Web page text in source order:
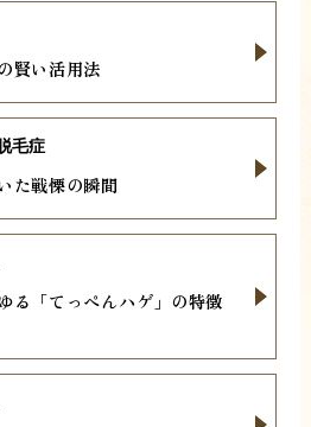
賢い活用法
た戦慄の瞬間
毛症
る「てっぺんハゲ」の特徴